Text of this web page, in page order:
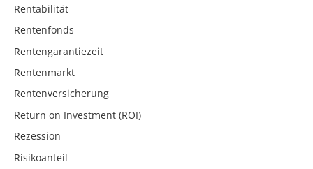
Rentabilität
Rentenfonds
Rentengarantiezeit
Rentenmarkt
Rentenversicherung
Return on Investment (ROI)
Rezession
Risikoanteil